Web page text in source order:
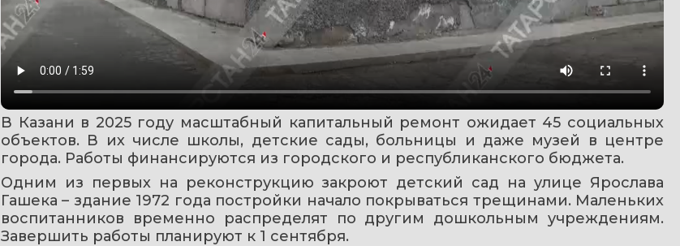
В Казани в 2025 году масштабный капитальный ремонт ожидает 45 социальных
объектов. В их числе школы, детские сады, больницы и даже музей в центре
города. Работы финансируются из городского и республиканского бюджета.
Одним из первых на реконструкцию закроют детский сад на улице Ярослава
Гашека – здание 1972 года постройки начало покрываться трещинами. Маленьких
воспитанников временно распределят по другим дошкольным учреждениям.
Завершить работы планируют к 1 сентября.